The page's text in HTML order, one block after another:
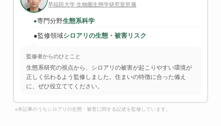
早稲田大学 生物圏生態学研究室所属
●専門分野生態系科学
●監修領域シロアリの生態・被害リスク
監修者からのひとこと
生態系研究の視点から、シロアリの被害が起こりやすい環境が
正しく伝わるよう監修しました。住まいの特徴に合った備え
に、ぜひ役立ててください。
※本記事のうちシロアリの生態・被害に関する記述を監修しています。